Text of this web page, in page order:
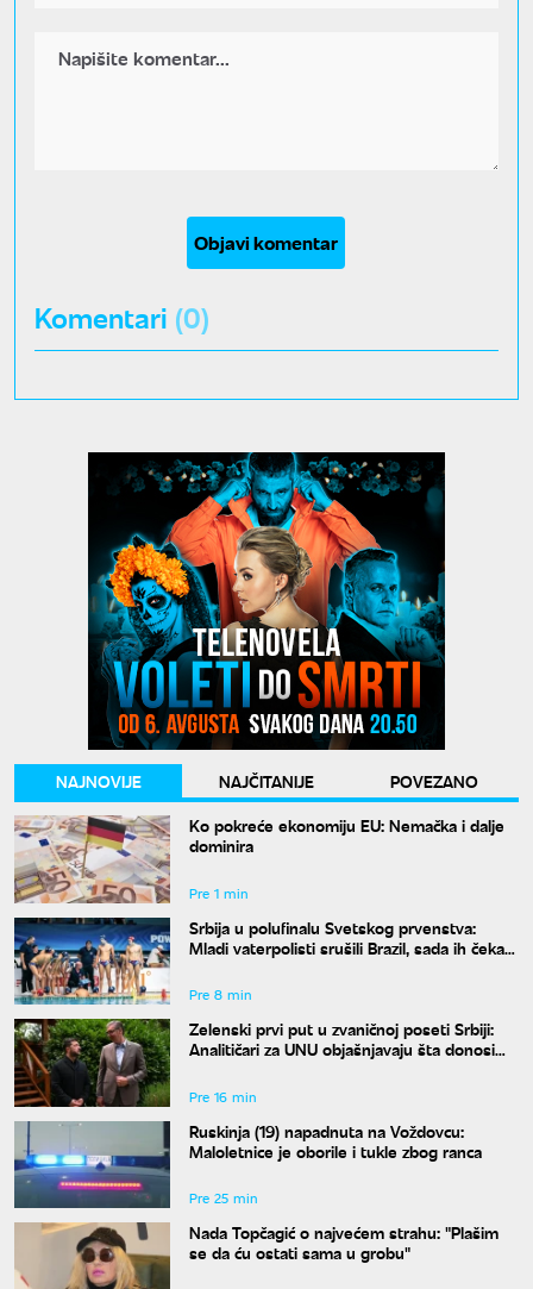
Objavi komentar
Komentari (0)
NAJNOVIJE NAJČITANIJE
POVEZANO
Ko pokreće ekonomiju EU: Nemačka i dalje
dominira
Pre 1 min
Srbija u polufinalu Svetskog prvenstva:
Mladi vaterpolisti srušili Brazil, sada ih čeka
Pre 8 min
Zelenski prvi put u zvaničnoj poseti Srbiji:
Analitičari za UNU objašnjavaju šta donosi
Moskva
Pre 16 min
Ruskinja (19) napadnuta na Voždovcu:
Maloletnice je oborile i tukle zbog ranca
Pre 25 min
Nada Topčagić o najvećem strahu: "Plašim
se da ću ostati sama u grobu"